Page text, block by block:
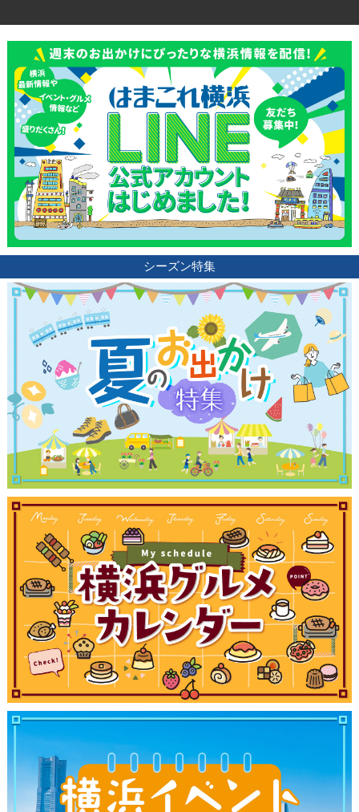
シーズン特集
観光ガイド
ランキング
ブログ記事
サイトについて